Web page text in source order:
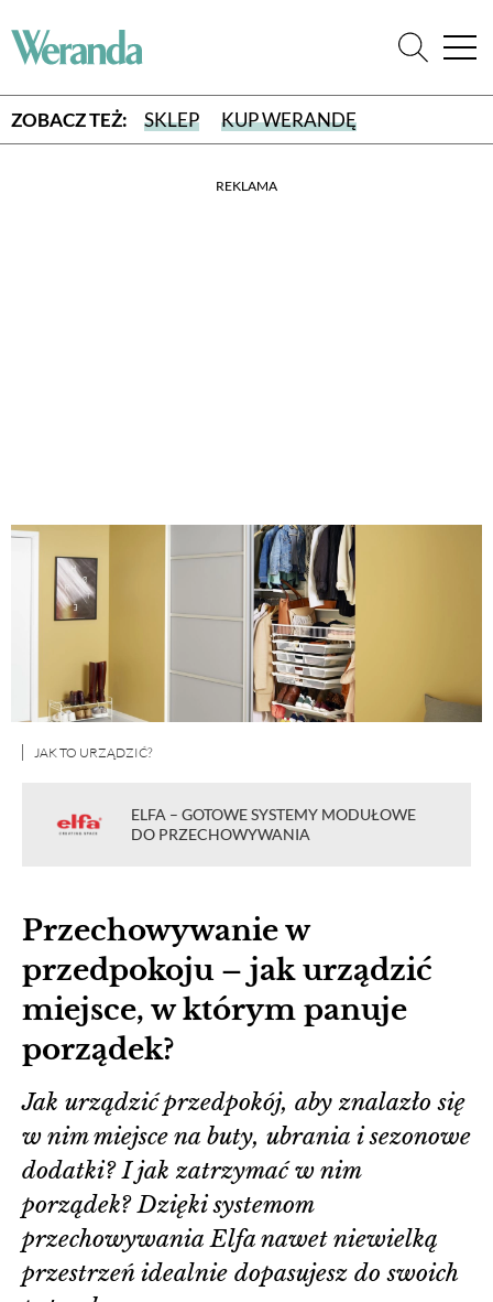
ZOBACZ TEŻ: SKLEP KUP WERANDĘ
REKLAMA
ELFA – GOTOWE SYSTEMY MODUŁOWE
DO PRZECHOWYWANIA
Przechowywanie w
przedpokoju – jak urządzić
miejsce, w którym panuje
porządek?
JAK TO URZĄDZIĆ?
Jak urządzić przedpokój, aby znalazło się
w nim miejsce na buty, ubrania i sezonowe
dodatki? I jak zatrzymać w nim
porządek? Dzięki systemom
przechowywania Elfa nawet niewielką
przestrzeń idealnie dopasujesz do swoich